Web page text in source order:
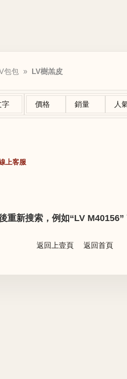
包包 » LV樹羔皮
字 價格 銷量 人
上客服
重新搜索，例如“LV M40156”
返回上壹頁 返回首頁